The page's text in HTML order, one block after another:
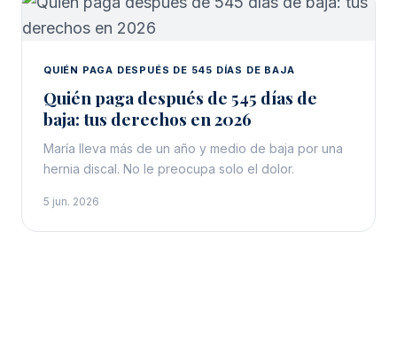
QUIÉN PAGA DESPUÉS DE 545 DÍAS DE BAJA
Quién paga después de 545 días de
baja: tus derechos en 2026
María lleva más de un año y medio de baja por una
hernia discal. No le preocupa solo el dolor.
5 jun. 2026